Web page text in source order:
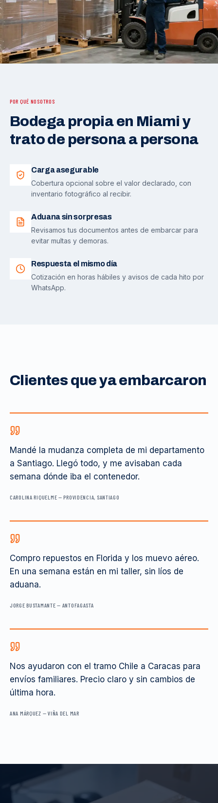
POR QUÉ NOSOTROS
Bodega propia en Miami y
trato de persona a persona
Carga asegurable
Cobertura opcional sobre el valor declarado, con
inventario fotográfico al recibir.
Aduana sin sorpresas
Revisamos tus documentos antes de embarcar para
evitar multas y demoras.
Respuesta el mismo día
Cotización en horas hábiles y avisos de cada hito por
WhatsApp.
Clientes que ya embarcaron
Mandé la mudanza completa de mi departamento
a Santiago. Llegó todo, y me avisaban cada
semana dónde iba el contenedor.
CAROLINA RIQUELME —PROVIDENCIA, SANTIAGO
Compro repuestos en Florida y los muevo aéreo.
En una semana están en mi taller, sin líos de
aduana.
JORGE BUSTAMANTE — ANTOFAGASTA
Nos ayudaron con el tramo Chile a Caracas para
envíos familiares. Precio claro y sin cambios de
última hora.
ANA MÁRQUEZ —VIÑA DEL MAR